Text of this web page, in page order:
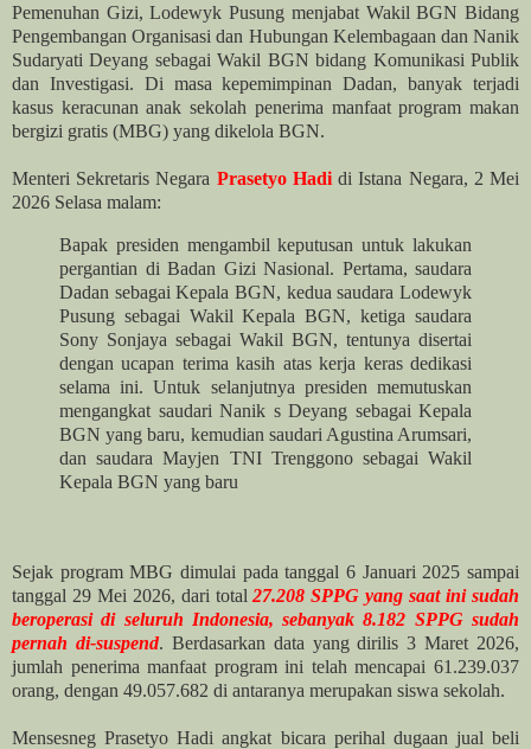
Pemenuhan Gizi, Lodewyk Pusung menjabat Wakil BGN Bidang
Pengembangan Organisasi dan Hubungan Kelembagaan dan Nanik
Sudaryati Deyang sebagai Wakil BGN bidang Komunikasi Publik
dan Investigasi. Di masa kepemimpinan Dadan, banyak terjadi
kasus keracunan anak sekolah penerima manfaat program makan
bergizi gratis (MBG) yang dikelola BGN.
Menteri Sekretaris Negara Prasetyo Hadidi Istana Negara, 2 Mei
2026 Selasa malam:
Bapak presiden mengambil keputusan untuk lakukan
pergantian di Badan Gizi Nasional. Pertama, saudara
Dadan sebagai Kepala BGN, kedua saudara Lodewyk
Pusung sebagai Wakil Kepala BGN, ketiga saudara
Sony Sonjaya sebagai Wakil BGN, tentunya disertai
dengan ucapan terima kasih atas kerja keras dedikasi
selama ini. Untuk selanjutnya presiden memutuskan
mengangkat saudari Nanik s Deyang sebagai Kepala
BGN yang baru, kemudian saudari Agustina Arumsari,
dan saudara Mayjen TNI Trenggono sebagai Wakil
Kepala BGN yang baru
Sejak program MBG dimulai pada tanggal 6 Januari 2025 sampai
tanggal 29 Mei 2026, dari total27.208 SPPG yang saat ini sudah
beroperasi di seluruh Indonesia, sebanyak 8.182 SPPG sudah
pernah di-suspend. Berdasarkan data yang dirilis 3 Maret 2026,
jumlah penerima manfaat program ini telah mencapai 61.239.037
orang, dengan 49.057.682 di antaranya merupakan siswa sekolah.
Mensesneg Prasetyo Hadi angkat bicara perihal dugaan jual beli